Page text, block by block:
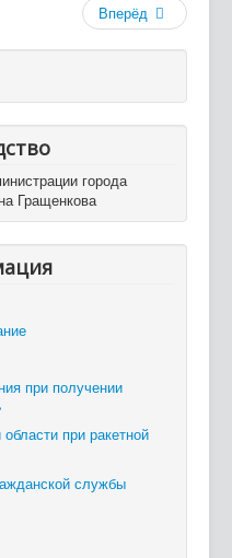
Вперёд
города
Гращенкова